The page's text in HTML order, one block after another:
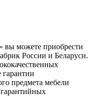
вы можете приобрести
России и Беларуси.
гарантии
предмета мебели